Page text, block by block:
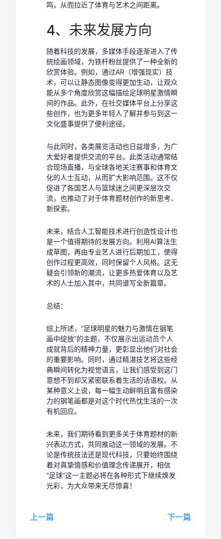
鸣，从而拉近了体育与艺术之间距离。
4、未来发展方向
随着科技的发展，多媒体手段逐渐进入了传
统绘画领域，为铁杆粉丝提供了一种全新的
欣赏体验。例如，通过AR（增强现实）技
术，可以让静态图像变得更加生动，让观众
能从多个角度欣赏这幅描绘足球明星激情瞬
间的作品。此外，在社交媒体平台上分享这
些创作，也为更多年轻人了解并参与到这一
文化盛事提供了便利途径。
与此同时，各类展览活动也日益增多，为广
大爱好者提供交流的平台。此类活动通常结
合现场直播，与全球各地关注赛事和体育文
化的人士互动，从而扩大影响范围。这不仅
促进了各国艺人与篮球迷之间更深层次交
流，也推动了对于体育题材创作的新思考、
新探索。
未来，结合人工智能技术进行创造性设计也
是一个值得期待的发展方向。利用AI算法生
成草图，再由专业艺人进行后期加工，使得
创作过程更高效，同时保留个人风格。这无
疑会引领新的潮流，让更多热爱体育以及艺
术的人士加入其中，共同谱写全新篇章。
总结：
综上所述，“足球明星的魅力与激情在钢笔
画中绽放”的主题，不仅展示出运动员个人
成就背后的精神力量，更彰显出他们对社会
的重要影响。同时，通过精湛技艺将这些经
典瞬间转化为视觉语言，让我们感受到这门
意想不到却又紧密联系着生活的话语权。从
某种意义上说，每一幅生动鲜明且富有感染
力的钢笔画都是对这个时代热忱生活的一次
有机回应。
未来，我们期待看到更多关于体育题材的新
兴表达方式，共同推动这一领域的发展。不
论是传统技法还是现代科技，只要始终围绕
着对真挚情感和价值理念传递展开，相信
“足球”这一主题必将在各种形式下继续焕发
光彩，为大众带来无尽惊喜！
上一篇 下一篇